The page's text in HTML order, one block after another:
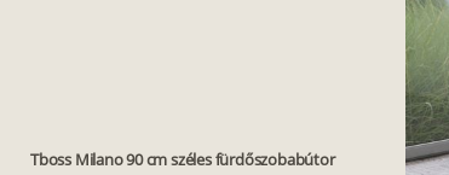
Tboss Milano 90 cm széles fürdőszobabútor